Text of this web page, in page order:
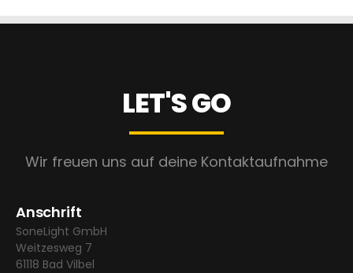
LET'S GO
Wir freuen uns auf deine Kontaktaufnahme
Anschrift
SoneLight GmbH
Weitzesweg 7
61118 Bad Vilbel